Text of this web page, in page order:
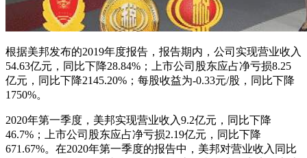
根据美邦发布的2019年度报告，报告期内，公司实现营业收入
54.63亿元，同比下降28.84%；上市公司股东应占净亏损8.25
亿元，同比下降2145.20%；每股收益为-0.33元/股，同比下降
1750%。
2020年第一季度，美邦实现营业收入9.2亿元，同比下降
46.7%；上市公司股东应占净亏损2.19亿元，同比下降
671.67%。在2020年第一季度的报告中，美邦对营业收入同比